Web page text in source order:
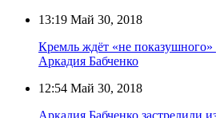
13:19 Май 30, 2018
Кремль ждёт «не показушного»
Аркадия Бабченко
12:54 Май 30, 2018
Аркадия Бабченко застрелили